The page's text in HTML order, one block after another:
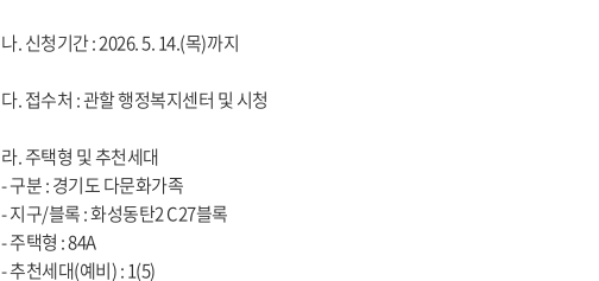
나. 신청기간 : 2026. 5. 14.(목)까지
다. 접수처 : 관할 행정복지센터 및 시청
라. 주택형 및 추천세대
- 구분 : 경기도 다문화가족
- 지구/블록 : 화성동탄2 C27블록
- 주택형 : 84A
- 추천세대(예비) : 1(5)